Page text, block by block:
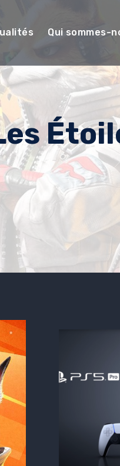
Qui sommes-